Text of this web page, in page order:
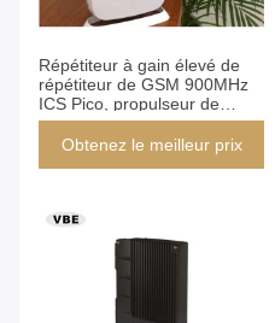
Répétiteur à gain élevé de
répétiteur de GSM 900MHz
ICS Pico, propulseur de
signal numérique, Répétiteur
intégré d'antenne
Obtenez le meilleur prix